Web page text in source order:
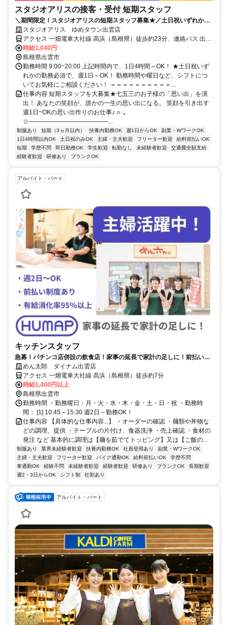
スタジオアリスの接客・受付 短期スタッフ
＼期間限定！スタジオアリスの短期スタッフ募集★／土日祝いずれかの
勤務必須で週1日、1日4h～OK！
スタジオアリス ゆめタウン出雲店
アクセス 一畑電車大社線 高浜（島根県）徒歩約23分、連絡バス 出雲
市徒歩約25分、ＪＲ山陰本線 出雲市徒歩約25分 山陰本線 出雲市駅よ
りバス5分
時給1,040円
島根県出雲市
勤務時間 9:00~20:00 上記時間内で、1日4時間～OK！ ★土日祝いず
れかの勤務必須で、週1日～OK！ 勤務時間や曜日など、シフトにつ
いてお気軽にご相談ください！ ＝＝＝＝＝＝＝＝＝＝...
仕事内容 短期スタッフを大募集★七五三のお子様の「思い出」を演
出！ あなたの笑顔が、誰かの一生の思い出になる。 笑顔を引き出す
週1日~OKの思い出作りのお仕事♪ ○･｡
☆―――――――――――――...
制服あり 短期（3ヵ月以内） 扶養内勤務OK 週1日からOK
副業・WワークOK
1日4時間以内OK
土日祝のみOK 主婦・主夫歓迎 フリーター歓迎
給料前払いOK
短期
学歴不問 即日勤務OK 学生歓迎 転勤なし 未経験者歓迎
交通費全額支給
経験者歓迎
研修あり ブランクOK
アルバイト・パート
キッチンスタッフ
急募！パチンコ店併設の飲食店！家事の延長で家計の足しに！前払い制
度あり
めん太郎 ダイナム出雲店
アクセス 一畑電車大社線 高浜（島根県）徒歩約7分
時給1,400円以上
島根県出雲市
勤務時間 ・勤務曜日：月・火・水・木・金・土・日・祝 ・勤務時
間： [1] 10:45～15:30 週2日～勤務OK！
仕事内容 【具体的な仕事内容...】 ・オーダーの確認 ・麺類や丼物な
どの調理、提供 ・テーブルの片付け、食器洗浄 ・売上確認 ・食材の
発注 など 基本的に調理は【麺を茹でてトッピング】又は【ご飯の...
制服あり 業界未経験者歓迎 扶養内勤務OK 社員登用あり
副業・WワークOK
主婦・主夫歓迎
フリーター歓迎 バイク通勤OK 給料前払いOK
学歴不問
車通勤OK
経験不問 未経験者歓迎 経験者歓迎 研修あり ブランクOK
長期歓迎
週2・3日からOK
シフト制 社割あり
アルバイト・パート